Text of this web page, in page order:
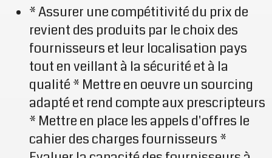
* Assurer une compétitivité du prix de
revient des produits par le choix des
fournisseurs et leur localisation pays
tout en veillant à la sécurité et à la
qualité * Mettre en oeuvre un sourcing
adapté et rend compte aux prescripteurs
* Mettre en place les appels d'offres le
cahier des charges fournisseurs *